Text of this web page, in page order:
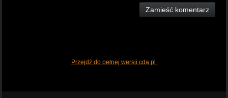
Zamieść komentarz
Przejdź do pełnej wersji cda.pl